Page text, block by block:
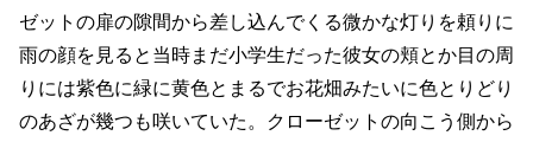
ゼットの扉の隙間から差し込んでくる微かな灯りを頼りに
雨の顔を見ると当時まだ小学生だった彼女の頬とか目の周
りには紫色に緑に黄色とまるでお花畑みたいに色とりどり
のあざが幾つも咲いていた。クローゼットの向こう側から